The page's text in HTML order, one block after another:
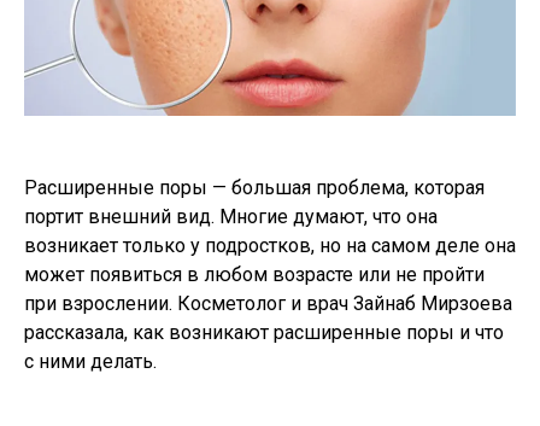
Расширенные поры — большая проблема, которая
портит внешний вид. Многие думают, что она
возникает только у подростков, но на самом деле она
может появиться в любом возрасте или не пройти
при взрослении. Косметолог и врач Зайнаб Мирзоева
рассказала, как возникают расширенные поры и что
с ними делать.